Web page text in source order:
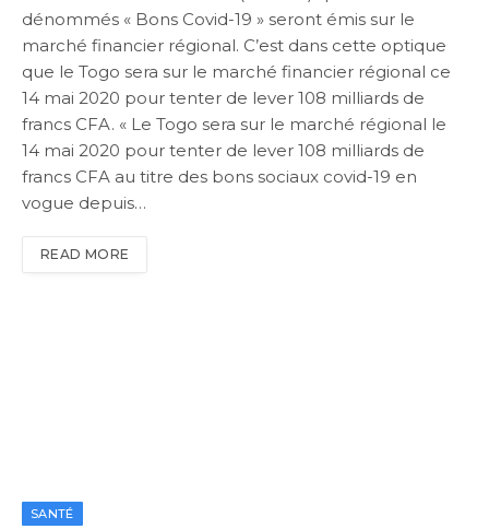
dénommés « Bons Covid-19 » seront émis sur le
marché financier régional. C’est dans cette optique
que le Togo sera sur le marché financier régional ce
14 mai 2020 pour tenter de lever 108 milliards de
francs CFA. « Le Togo sera sur le marché régional le
14 mai 2020 pour tenter de lever 108 milliards de
francs CFA au titre des bons sociaux covid-19 en
vogue depuis…
READ MORE
SANTÉ